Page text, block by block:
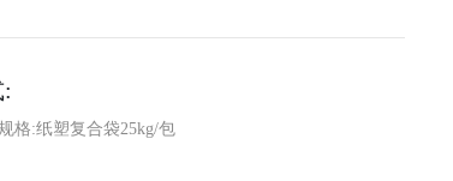
格:纸塑复合袋25kg/包